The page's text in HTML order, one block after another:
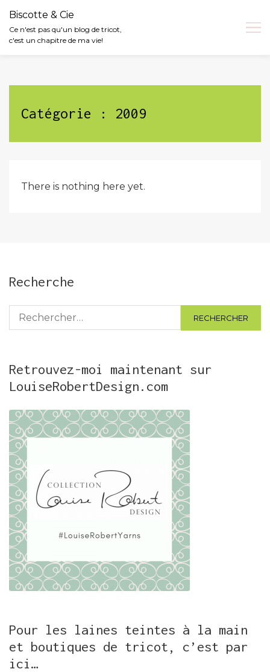
Biscotte & Cie
Ce n'est pas qu'un blog de tricot,
c'est un chapitre de ma vie!
Catégorie : 2009
There is nothing here yet.
Recherche
Rechercher :
Retrouvez-moi maintenant sur
LouiseRobertDesign.com
Pour les laines teintes à la main
et boutiques de tricot, c’est par
ici…